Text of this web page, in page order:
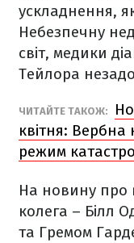
ускладнення,
Небезпечну
світ, медики
Тейлора
ЧИТАЙТЕ ТАКОЖ:
квітня: Вербна
режим
На новину про
колега – Білл
та Гремом